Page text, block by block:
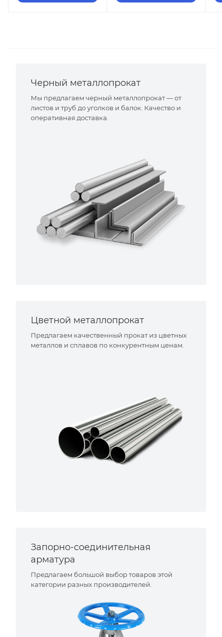
Черный металлопрокат
Мы предлагаем черный металлопрокат — от
листов и труб до уголков и балок. Качество и
оперативная доставка.
Цветной металлопрокат
Предлагаем качественный прокат из цветных
металлов и сплавов по конкурентным ценам.
Запорно-соединительная
арматура
Предлагаем большой выбор товаров этой
категории разных производителей.